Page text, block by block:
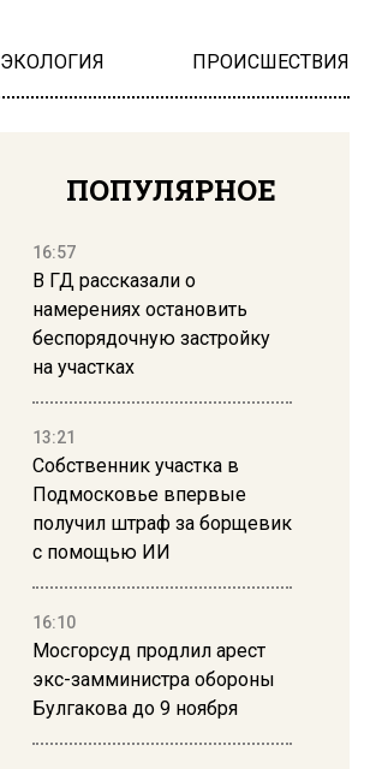
ЭКОЛОГИЯ ПРОИСШЕСТВИЯ
ПОПУЛЯРНОЕ
16:57
В ГД рассказали о
намерениях остановить
беспорядочную застройку
на участках
13:21
Собственник участка в
Подмосковье впервые
получил штраф за борщевик
с помощью ИИ
16:10
Мосгорсуд продлил арест
экс-замминистра обороны
Булгакова до 9 ноября